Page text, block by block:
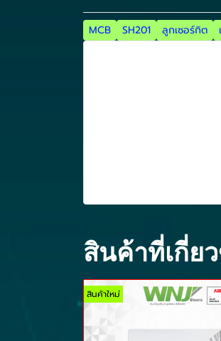
MCB SH201 ลูกเซอร์กิต
สินค้าที่เกี่ย
สินค้าใหม่